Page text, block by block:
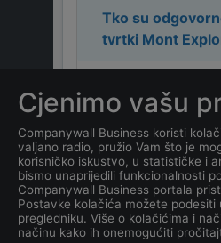
Tko su
tvrtki Mont
Milošević.
Koja je adresa
Explore d.o.o.?
Koji je datum
tvrtkeMont
Cjenimo vašu
Companywall Business koristi
valjano radio, pružio Vam što je
korisničko iskustvo, u statističke i
bismo unaprijedili funkcionalnosti
Companywall Business portala
Postavke kolačića možete podesiti
pregledniku. Više o kolačićima i
načinu kako ih onemogućiti